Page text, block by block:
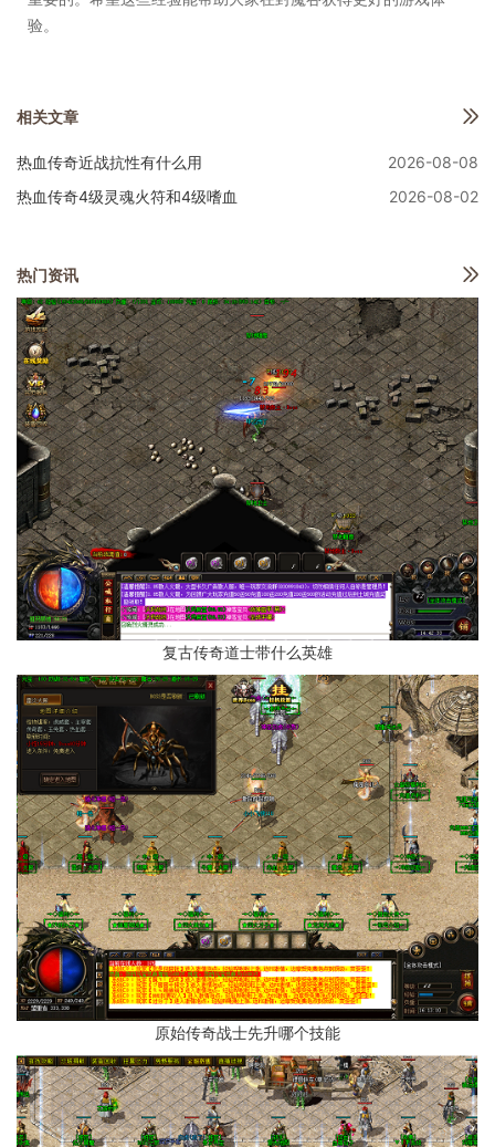
验。
相关文章
热血传奇近战抗性有什么用
2026-08-08
热血传奇4级灵魂火符和4级嗜血
2026-08-02
热门资讯
复古传奇道士带什么英雄
原始传奇战士先升哪个技能